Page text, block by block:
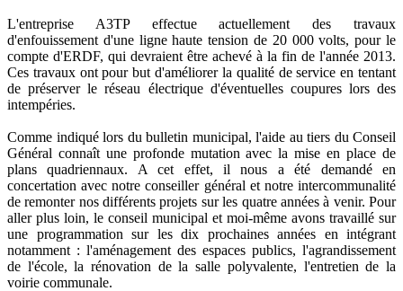
L'entreprise A3TP effectue actuellement des travaux
d'enfouissement d'une ligne haute tension de 20 000 volts, pour le
compte d'ERDF, qui devraient être achevé à la fin de l'année 2013.
Ces travaux ont pour but d'améliorer la qualité de service en tentant
de préserver le réseau électrique d'éventuelles coupures lors des
intempéries.
Comme indiqué lors du bulletin municipal, l'aide au tiers du Conseil
Général connaît une profonde mutation avec la mise en place de
plans quadriennaux. A cet effet, il nous a été demandé en
concertation avec notre conseiller général et notre intercommunalité
de remonter nos différents projets sur les quatre années à venir. Pour
aller plus loin, le conseil municipal et moi-même avons travaillé sur
une programmation sur les dix prochaines années en intégrant
notamment : l'aménagement des espaces publics, l'agrandissement
de l'école, la rénovation de la salle polyvalente, l'entretien de la
voirie communale.